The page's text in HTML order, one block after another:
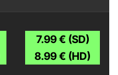
7.99 € (SD)
8.99 € (HD)